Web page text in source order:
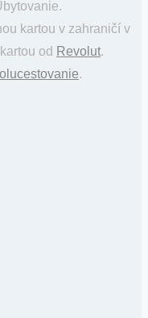
kartou v zahraničí v
od Revolut.
.